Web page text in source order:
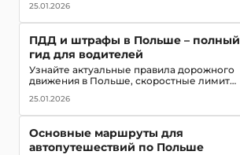
игровые зоны и полезные приложения
для путешествия всей семьей
25.01.2026
ПДД и штрафы в Польше – полный
гид для водителей
Узнайте актуальные правила дорожного
движения в Польше, скоростные лимиты,
обязательное оборудование в
автомобиле и размеры штрафов для
25.01.2026
Основные маршруты для
автопутешествий по Польше